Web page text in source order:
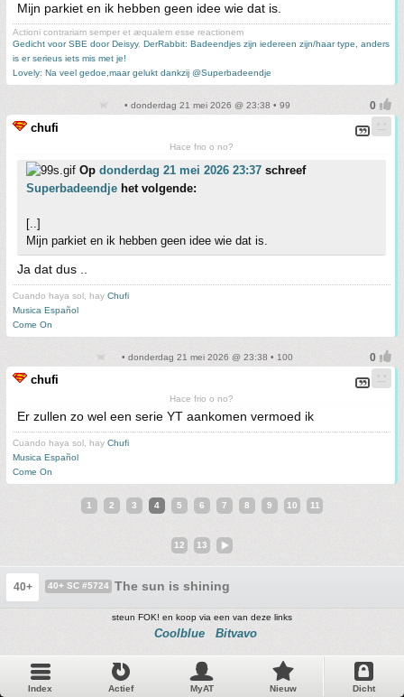
Mijn parkiet en ik hebben geen idee wie dat is.
Actioni contrariam semper et æqualem esse reactionem
Gedicht voor SBE door Deisyy, DerRabbit: Badeendjes zijn iedereen zijn/haar type, anders
is er serieus iets mis met je!
Lovely: Na veel gedoe,maar gelukt dankzij @Superbadeendje
• donderdag 21 mei 2026 @ 23:38 • 99
chufi
Hace frio o no?
Op donderdag 21 mei 2026 23:37 schreef
Superbadeendje het volgende:
[..]
Mijn parkiet en ik hebben geen idee wie dat is.
Ja dat dus ..
Cuando haya sol, hay Chufi
Musica Español
Come On
• donderdag 21 mei 2026 @ 23:38 • 100
chufi
Hace frio o no?
Er zullen zo wel een serie YT aankomen vermoed ik
Cuando haya sol, hay Chufi
Musica Español
Come On
1 2 3 4 5 6 7 8 9 10 11
12 13
40+ 40+ SC #5724 The sun is shining
steun FOK! en koop via een van deze links
Coolblue Bitvavo
Index Actief MyAT Nieuw Dicht